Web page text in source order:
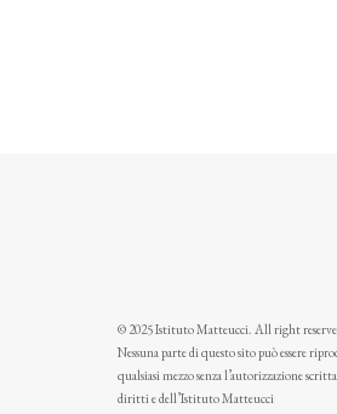
© 2025 Istituto Matteucci. All right
Nessuna parte di questo sito può essere
qualsiasi mezzo senza l’autorizzazione
diritti e dell’Istituto Matteucci